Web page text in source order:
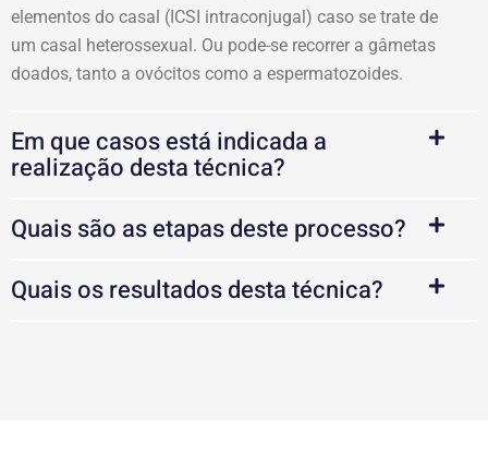
elementos do casal (ICSI intraconjugal) caso se trate de
um casal heterossexual. Ou pode-se recorrer a gâmetas
doados, tanto a ovócitos como a espermatozoides.
Em que casos está indicada a
realização desta técnica?
Quais são as etapas deste processo?
Quais os resultados desta técnica?